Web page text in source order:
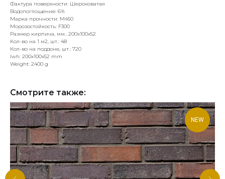
Фактура поверхности: Шероховатая
Водопоглощение: 6%
Марка прочности: М450
Морозостойкость: F300
Размер кирпича, мм.: 200х100х52
Кол-во на 1 м2, шт.: 48
Кол-во на поддоне, шт.: 720
lwh: 200x100x52 mm
Weight: 2400 g
Смотрите также:
NEW